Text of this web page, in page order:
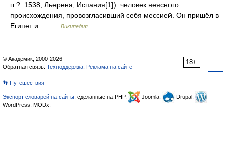
гг.? 1538, Льерена, Испания[1]) человек неясного
происхождения, провозгласивший себя мессией. Он пришёл в
Египет и… …
Википедия
18+
© Академик, 2000-2026
Обратная связь: Техподдержка Реклама на сайте
👣 Путешествия
Экспорт словарей на сайты , сделанные на PHP, Joomla,
Drupal,
WordPress, MODx.